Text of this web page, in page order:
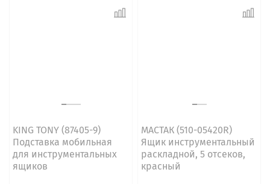
KING TONY (87405-9)
Подставка мобильная
для инструментальных
ящиков
МАСТАК (510-05420R)
Ящик инструментальный
раскладной, 5 отсеков,
красный